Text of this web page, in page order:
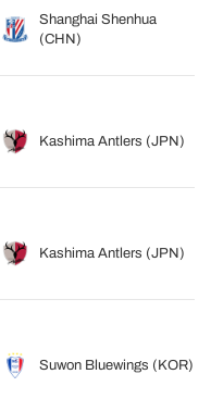
Shanghai Shenhua
(CHN)
Kashima Antlers (JPN)
Kashima Antlers (JPN)
Suwon Bluewings (KOR)